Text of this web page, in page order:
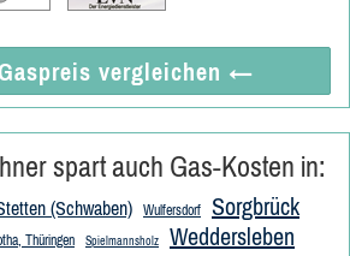
vergleichen ←
spart auch Gas-Kosten in:
(Schwaben) Wulfersdorf Sorgbrück
Thüringen Spielmannsholz Weddersleben